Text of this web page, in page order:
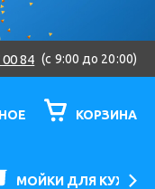
84 (c 9:00 до 20:00)
КОРЗИНА
МОЙКИ ДЛЯ КУХНИ